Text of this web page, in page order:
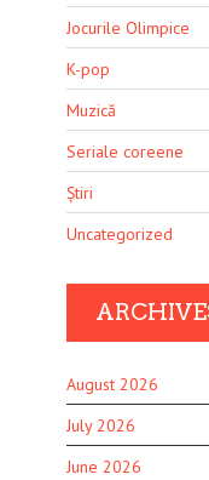
Jocurile Olimpice
K-pop
Muzică
Seriale coreene
Știri
Uncategorized
August 2026
July 2026
June 2026